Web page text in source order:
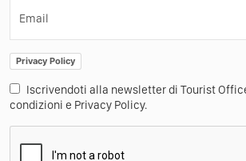
Email
Privacy Policy
Iscrivendoti alla newsletter di Tourist
condizioni e Privacy Policy.